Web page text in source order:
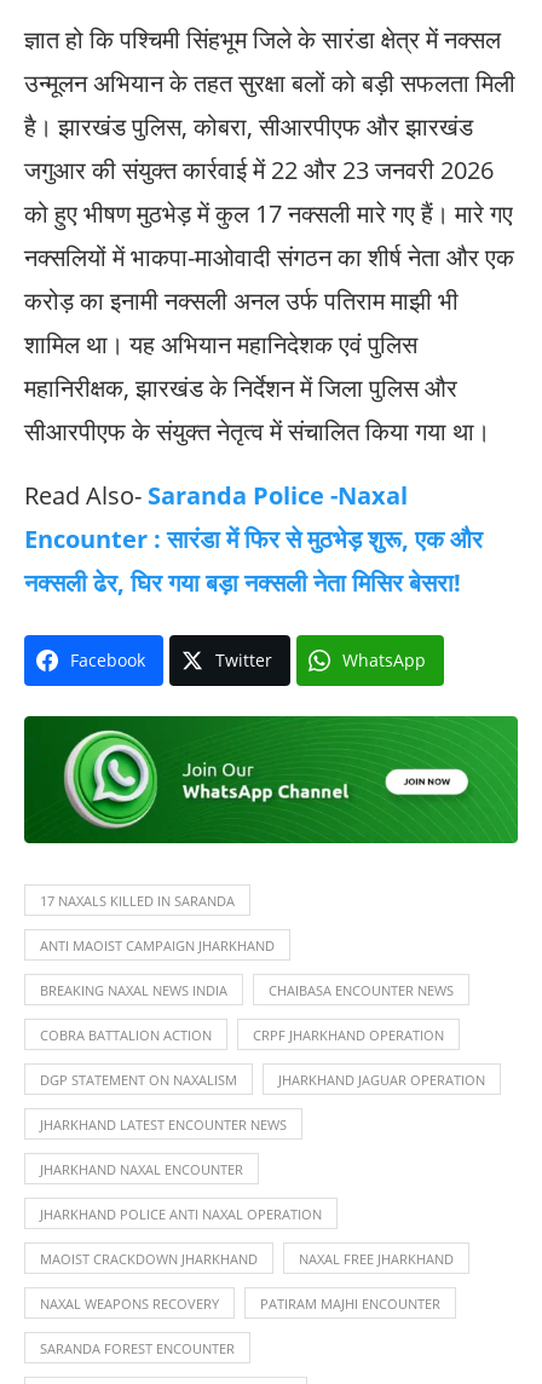
ज्ञात हो कि पश्चिमी सिंहभूम जिले के सारंडा क्षेत्र में नक्सल
उन्मूलन अभियान के तहत सुरक्षा बलों को बड़ी सफलता मिली
है। झारखंड पुलिस, कोबरा, सीआरपीएफ और झारखंड
जगुआर की संयुक्त कार्रवाई में 22 और 23 जनवरी 2026
को हुए भीषण मुठभेड़ में कुल 17 नक्सली मारे गए हैं। मारे गए
नक्सलियों में भाकपा-माओवादी संगठन का शीर्ष नेता और एक
करोड़ का इनामी नक्सली अनल उर्फ पतिराम माझी भी
शामिल था। यह अभियान महानिदेशक एवं पुलिस
महानिरीक्षक, झारखंड के निर्देशन में जिला पुलिस और
सीआरपीएफ के संयुक्त नेतृत्व में संचालित किया गया था।
Read Also- Saranda Police -Naxal
Encounter : सारंडा में फिर से मुठभेड़ शुरू, एक और
नक्सली ढेर, घिर गया बड़ा नक्सली नेता मिसिर बेसरा!
Facebook Twitter WhatsApp
17 NAXALS KILLED IN SARANDA
ANTI MAOIST CAMPAIGN JHARKHAND
BREAKING NAXAL NEWS INDIA CHAIBASA ENCOUNTER NEWS
COBRA BATTALION ACTION CRPF JHARKHAND OPERATION
DGP STATEMENT ON NAXALISM JHARKHAND JAGUAR OPERATION
JHARKHAND LATEST ENCOUNTER NEWS
JHARKHAND NAXAL ENCOUNTER
JHARKHAND POLICE ANTI NAXAL OPERATION
MAOIST CRACKDOWN JHARKHAND NAXAL FREE JHARKHAND
NAXAL WEAPONS RECOVERY PATIRAM MAJHI ENCOUNTER
SARANDA FOREST ENCOUNTER